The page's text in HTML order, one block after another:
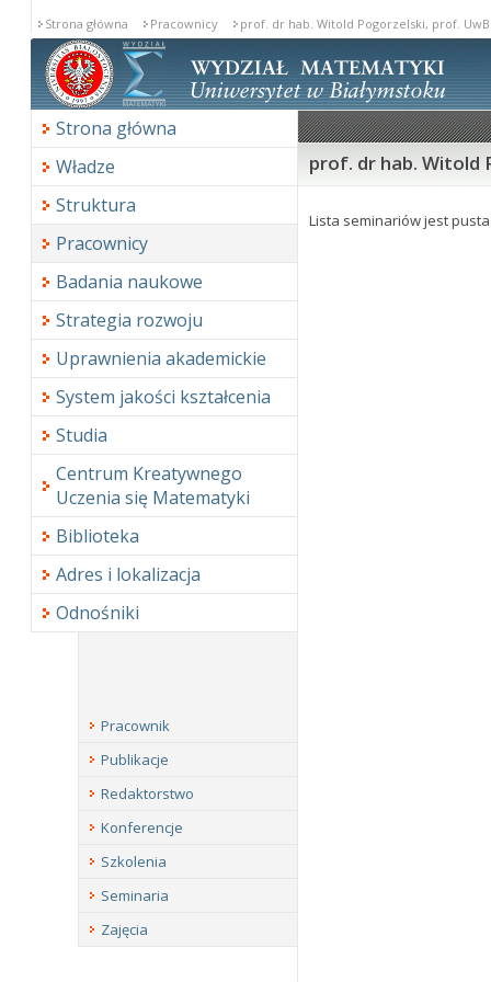
Strona główna Pracownicy
prof. dr hab. Witold Pogorzelski, prof. UwB
Seminaria
Strona główna
Władze
Struktura
Pracownicy
Badania naukowe
Strategia rozwoju
Uprawnienia akademickie
System jakości kształcenia
Studia
Centrum Kreatywnego
Uczenia się Matematyki
Biblioteka
Adres i lokalizacja
Odnośniki
prof. dr hab. Witold
Lista seminariów jest
Pracownik
Publikacje
Redaktorstwo
Konferencje
Szkolenia
Seminaria
Zajęcia